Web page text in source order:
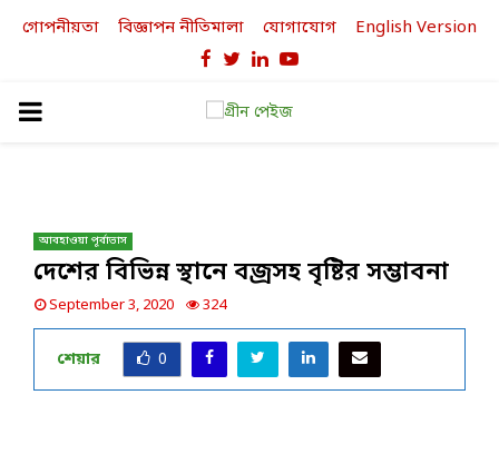
গোপনীয়তা বিজ্ঞাপন নীতিমালা যোগাযোগ English Version
Facebook
TwitterLinkedinYoutube
PRIMARY
আবহাওয়া পূর্বাভাস
দেশের বিভিন্ন স্থানে বজ্রসহ বৃষ্টির সম্ভাবনা
September 3, 2020 324
শেয়ার 0